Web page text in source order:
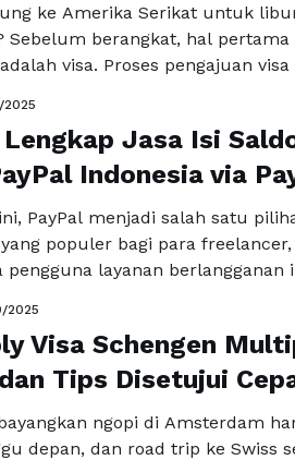
ke Amerika Serikat untuk
Sebelum berangkat, hal pertama
visa. Proses pengajuan
Tapi tenang saja, berikut
| GoVisa, pengajuan visa
2025
Lengkap Jasa Isi
Indonesia via
PayPal menjadi salah satu
populer bagi para
pengguna layanan berlangganan
tantangan karena kebijakan
terbatas. Di sinilah peran jasa
Baca Selengkapnya
2025
Visa Schengen
Tips Disetujui
ngopi di Amsterdam
depan, dan road trip ke Swiss